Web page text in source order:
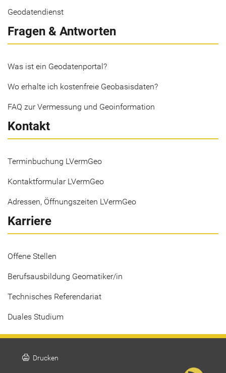
Geodatendienst
Fragen & Antworten
Was ist ein Geodatenportal?
Wo erhalte ich kostenfreie Geobasisdaten?
FAQ zur Vermessung und Geoinformation
Kontakt
Terminbuchung LVermGeo
Kontaktformular LVermGeo
Adressen, Öffnungszeiten LVermGeo
Karriere
Offene Stellen
Berufsausbildung Geomatiker/in
Technisches Referendariat
Duales Studium
print Drucken